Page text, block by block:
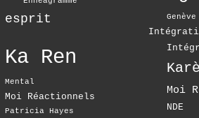
esprit Genève
Ka Ren
Mental
Moi
Moi Réactionnels
NDE
Patricia Hayes